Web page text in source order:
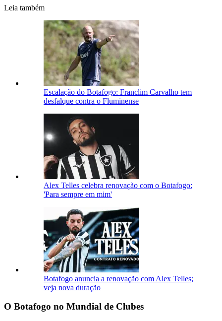
Leia também
Escalação do Botafogo: Franclim Carvalho tem
desfalque contra o Fluminense
Alex Telles celebra renovação com o Botafogo:
'Para sempre em mim'
Botafogo anuncia a renovação com Alex Telles;
veja nova duração
O Botafogo no Mundial de Clubes